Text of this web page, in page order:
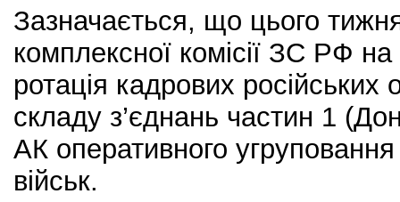
Зазначається, що цього
комплексної комісії ЗС РФ
ротація кадрових російських
складу з’єднань частин 1
АК оперативного угруповання
військ.